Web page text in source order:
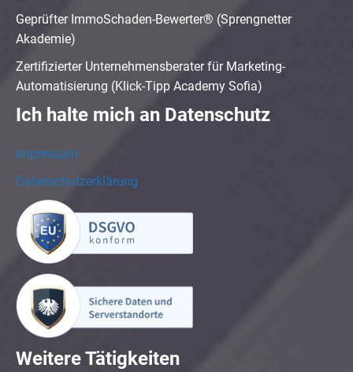
Geprüfter ImmoSchaden-Bewerter® (Sprengnetter
Akademie)
Zertifizierter Unternehmensberater für Marketing-
Automatisierung (Klick-Tipp Academy Sofia)
Ich halte mich an Datenschutz
Impressum
Datenschutzerklärung
Weitere Tätigkeiten